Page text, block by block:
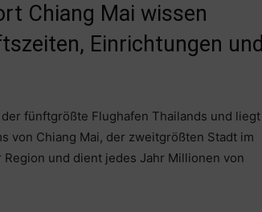
Chiang Mai wissen
Einrichtungen und
fünftgrößte Flughafen Thailands und liegt
von Chiang Mai, der zweitgrößten Stadt im
und dient jedes Jahr Millionen von